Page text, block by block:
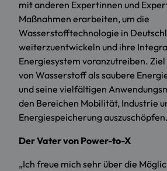
mit anderen Expertinnen und
Maßnahmen erarbeiten, um die
Wasserstofftechnologie in
weiterzuentwickeln und ihre
Energiesystem voranzutreiben. Ziel
von Wasserstoff als saubere
und seine vielfältigen
den Bereichen Mobilität, Industrie
Energiespeicherung auszuschöpfen.
Der Vater von Power-to-X
„Ich freue mich sehr über die